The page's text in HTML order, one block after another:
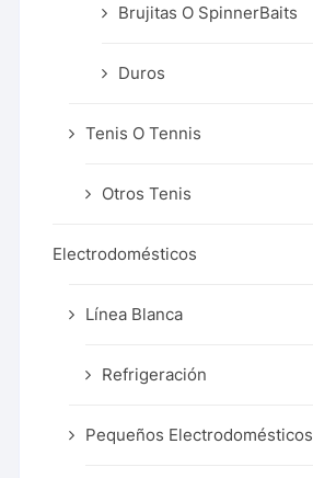
Brujitas O SpinnerBaits
Duros
Tenis O Tennis
Otros Tenis
Electrodomésticos
Línea Blanca
Refrigeración
Pequeños Electrodomésticos